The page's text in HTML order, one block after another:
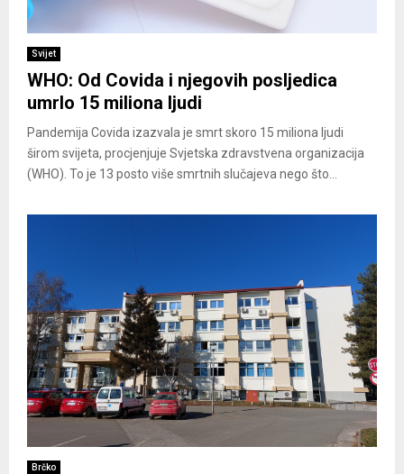
Svijet
WHO: Od Covida i njegovih posljedica
umrlo 15 miliona ljudi
Pandemija Covida izazvala je smrt skoro 15 miliona ljudi
širom svijeta, procjenjuje Svjetska zdravstvena organizacija
(WHO). To je 13 posto više smrtnih slučajeva nego što...
Brčko